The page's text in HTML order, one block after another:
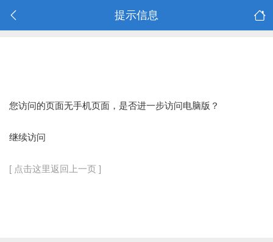
提示信息
您访问的页面无手机页面，是否进一步访问电脑版？
继续访问
[ 点击这里返回上一页 ]